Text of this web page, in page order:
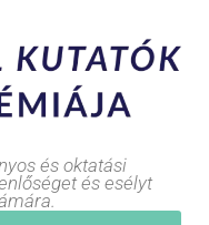
és oktatási
és esélyt